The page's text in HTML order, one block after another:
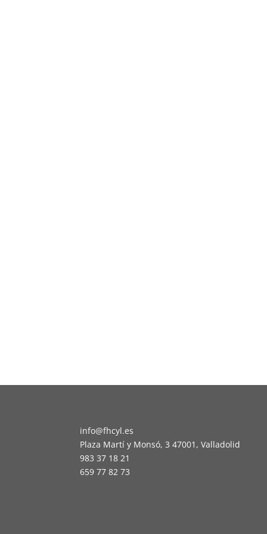
info@fhcyl.es
Plaza Martí y Monsó, 3 47001, Valladolid
983 37 18 21
659 77 82 73